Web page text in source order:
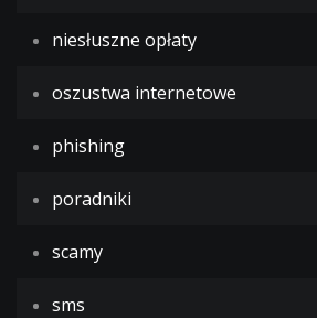
niesłuszne opłaty
oszustwa internetowe
phishing
poradniki
scamy
sms